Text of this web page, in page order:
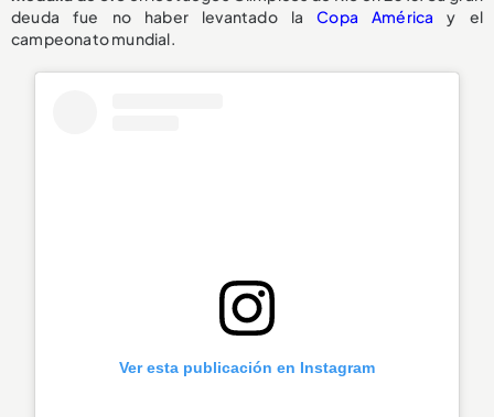
deuda fue no haber levantado laCopa América y el
campeonato mundial.
Ver esta publicación en Instagram